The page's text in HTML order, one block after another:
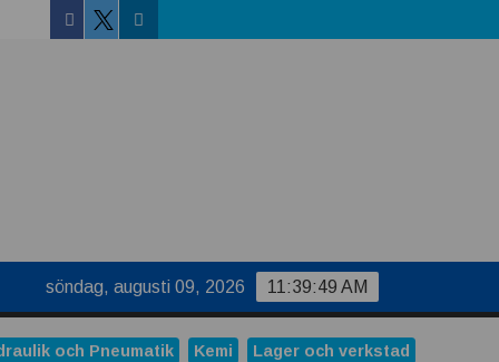
Facebook
TwitterLinkedin
11:39:50 AM
söndag, augusti 09, 2026
och Pneumatik Kemi
Lager och verkstad